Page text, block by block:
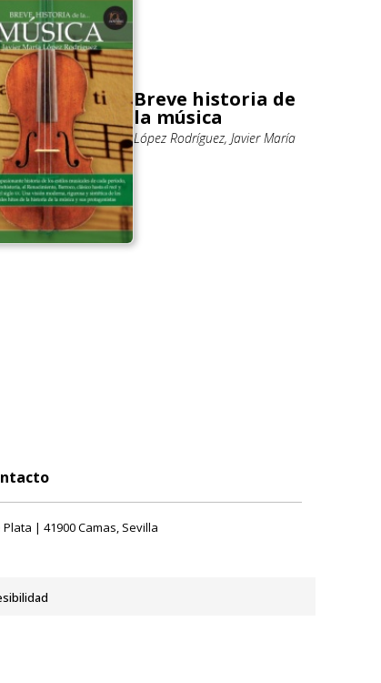
Breve historia de
la música
López Rodríguez, Javier María
| 41900 Camas, Sevilla